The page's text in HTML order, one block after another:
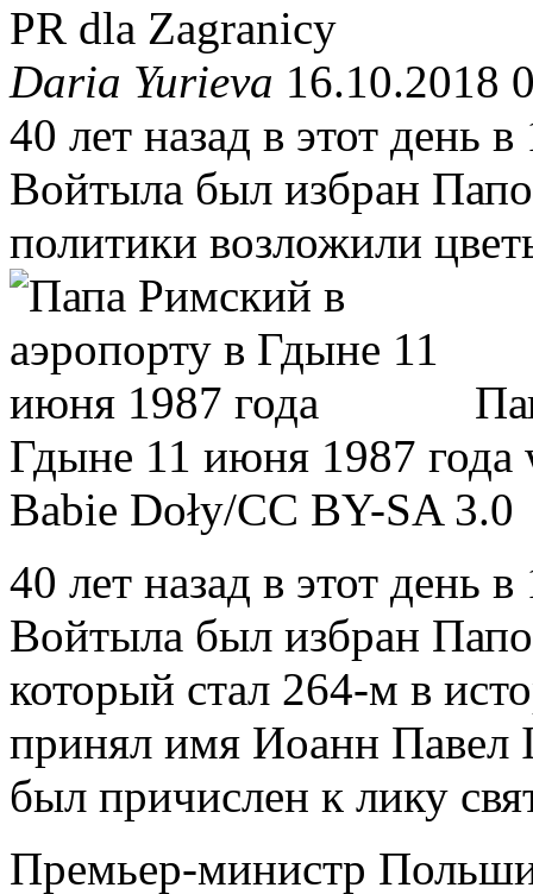
PR dla Zagranicy
Daria Yurieva 16.10.2018
40 лет назад в этот день
Войтыла был избран
политики возложили
Гдыне 11 июня 1987 года
Babie Doły/CC BY-SA 3.0
40 лет назад в этот день
Войтыла был избран
который стал 264-м в
принял имя Иоанн
был причислен к лику
Премьер-министр